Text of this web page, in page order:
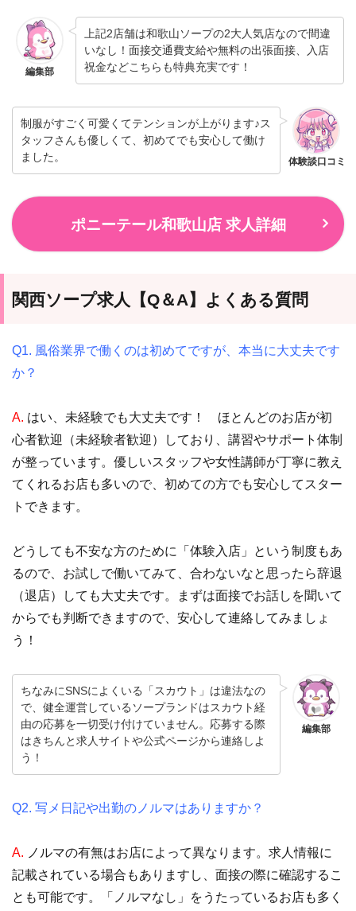
編集部
上記2店舗は和歌山ソープの2大人気店なので間違
いなし！面接交通費支給や無料の出張面接、入店
祝金などこちらも特典充実です！
体験談口コミ
制服がすごく可愛くてテンションが上がります♪ス
タッフさんも優しくて、初めてでも安心して働け
ました。
ポニーテール和歌山店 求人詳細
関西ソープ求人【Q＆A】よくある質問
Q1. 風俗業界で働くのは初めてですが、本当に大丈夫です
か？
A. はい、未経験でも大丈夫です！ ほとんどのお店が初
心者歓迎（未経験者歓迎）しており、講習やサポート体制
が整っています。優しいスタッフや女性講師が丁寧に教え
てくれるお店も多いので、初めての方でも安心してスター
トできます。
どうしても不安な方のために「体験入店」という制度もあ
るので、お試しで働いてみて、合わないなと思ったら辞退
（退店）しても大丈夫です。まずは面接でお話しを聞いて
からでも判断できますので、安心して連絡してみましょ
う！
編集部
ちなみにSNSによくいる「スカウト」は違法なの
で、健全運営しているソープランドはスカウト経
由の応募を一切受け付けていません。応募する際
はきちんと求人サイトや公式ページから連絡しよ
う！
Q2. 写メ日記や出勤のノルマはありますか？
A. ノルマの有無はお店によって異なります。求人情報に
記載されている場合もありますし、面接の際に確認するこ
とも可能です。「ノルマなし」をうたっているお店も多く